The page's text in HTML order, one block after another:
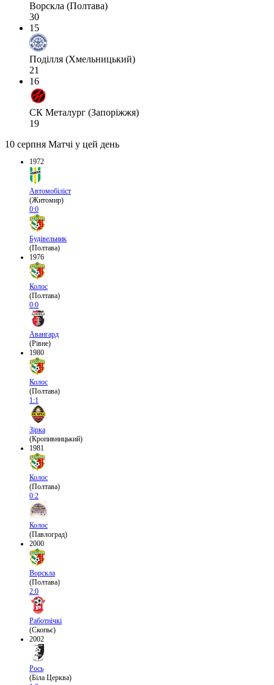
Ворскла (Полтава)
30
15
Поділля (Хмельницький)
21
16
СК Металург (Запоріжжя)
19
10 серпня Матчі у цей день
1972
Автомобіліст
(Житомир)
0:0
Будівельник
(Полтава)
1976
Колос
(Полтава)
0:0
Авангард
(Рівне)
1980
Колос
(Полтава)
1:1
Зірка
(Кропивницький)
1981
Колос
(Полтава)
0:2
Колос
(Павлоград)
2000
Ворскла
(Полтава)
2:0
Работнічкі
(Скопьє)
2002
Рось
(Біла Церква)